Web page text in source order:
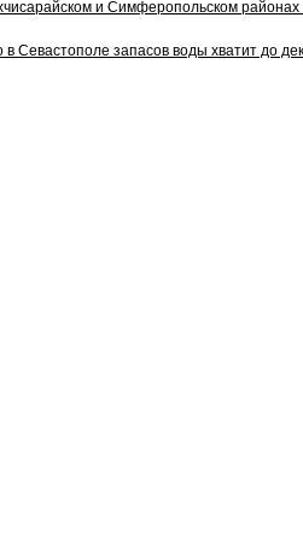
и Симферопольском районах
Севастополе запасов воды хватит до